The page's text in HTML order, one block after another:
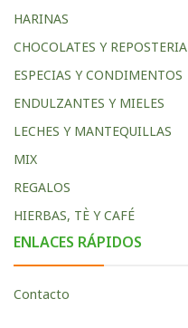
HARINAS
CHOCOLATES Y REPOSTERIA
ESPECIAS Y CONDIMENTOS
ENDULZANTES Y MIELES
LECHES Y MANTEQUILLAS
MIX
REGALOS
HIERBAS, TÈ Y CAFÉ
ENLACES RÁPIDOS
Contacto